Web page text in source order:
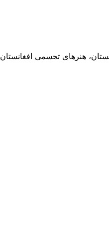
هنرهای تجسمی افغانستان